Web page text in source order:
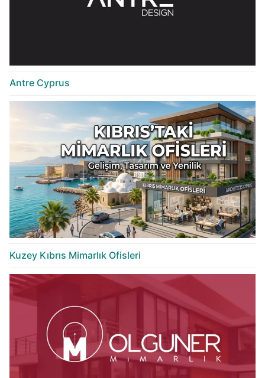
Antre Cyprus
Kuzey Kıbrıs Mimarlık Ofisleri